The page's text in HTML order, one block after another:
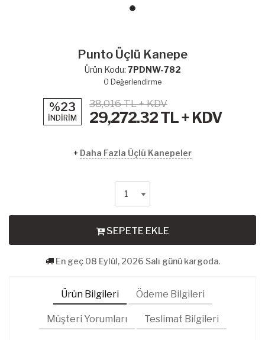
Punto Üçlü Kanepe
Ürün Kodu: 7PDNW-782
0 Değerlendirme
%23
İNDİRİM
38,016 TL + KDV
29,272.32TL + KDV
+ Daha Fazla Üçlü Kanepeler
SEPETE EKLE
En geç 08 Eylül, 2026 Salı günü kargoda.
Ürün Bilgileri Ödeme Bilgileri
Müşteri Yorumları Teslimat Bilgileri